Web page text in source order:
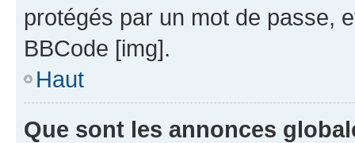
protégés par un mot de passe,
BBCode [img].
Haut
Que sont les annonces